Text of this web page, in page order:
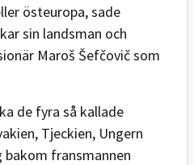
östeuropa, sade
sin landsman och
Maroš Šefčovič som
de fyra så kallade
Tjeckien, Ungern
bakom fransmannen